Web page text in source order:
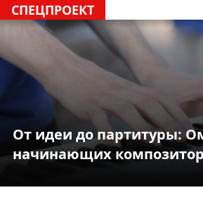
СПЕЦПРОЕКТ
От идеи до партитуры:
начинающих